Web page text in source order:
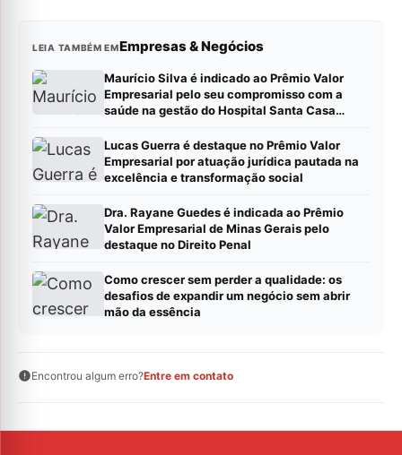
LEIA TAMBÉM EMEmpresas & Negócios
Maurício Silva é indicado ao Prêmio Valor
Empresarial pelo seu compromisso com a
saúde na gestão do Hospital Santa Casa
Lucas Guerra é destaque no Prêmio Valor
Empresarial por atuação jurídica pautada na
excelência e transformação social
Dra. Rayane Guedes é indicada ao Prêmio
Valor Empresarial de Minas Gerais pelo
destaque no Direito Penal
Como crescer sem perder a qualidade: os
desafios de expandir um negócio sem abrir
mão da essência
Encontrou algum erro?Entre em contato